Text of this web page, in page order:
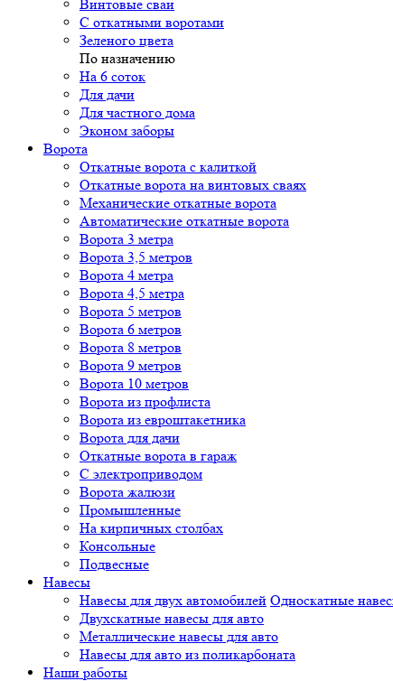
Винтовые сваи
С откатными воротами
Зеленого цвета
По назначению
На 6 соток
Для дачи
Для частного дома
Эконом заборы
Ворота
Откатные ворота с калиткой
Откатные ворота на винтовых сваях
Механические откатные ворота
Автоматические откатные ворота
Ворота 3 метра
Ворота 3,5 метров
Ворота 4 метра
Ворота 4,5 метра
Ворота 5 метров
Ворота 6 метров
Ворота 8 метров
Ворота 9 метров
Ворота 10 метров
Ворота из профлиста
Ворота из евроштакетника
Ворота для дачи
Откатные ворота в гараж
С электроприводом
Ворота жалюзи
Промышленные
На кирпичных столбах
Консольные
Подвесные
Навесы
Навесы для двух автомобилей Односкатные
Двухскатные навесы для авто
Металлические навесы для авто
Навесы для авто из поликарбоната
Наши работы